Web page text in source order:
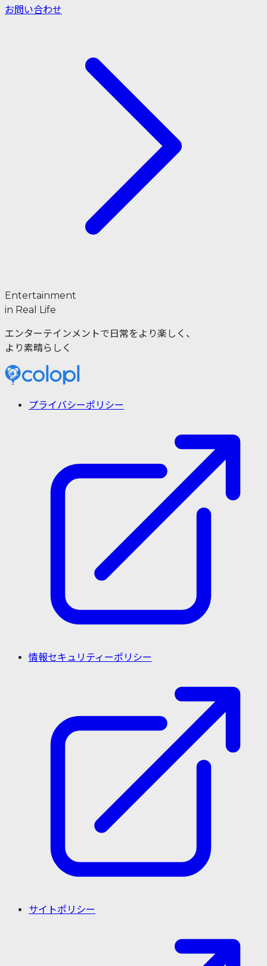
お問い合わせ
Entertainment
in Real Life
エンターテインメントで日常をより楽しく、
より素晴らしく
プライバシーポリシー
情報セキュリティーポリシー
サイトポリシー